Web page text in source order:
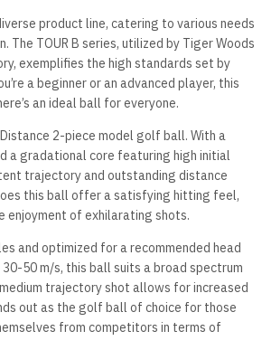
product line, catering to various needs
The TOUR B series, utilized by Tiger Woods
exemplifies the high standards set by
a beginner or an advanced player, this
an ideal ball for everyone.
2-piece model golf ball. With a
a gradational core featuring high initial
trajectory and outstanding distance
this ball offer a satisfying hitting feel,
of exhilarating shots.
and optimized for a recommended head
50 m/s, this ball suits a broad spectrum
trajectory shot allows for increased
out as the golf ball of choice for those
from competitors in terms of